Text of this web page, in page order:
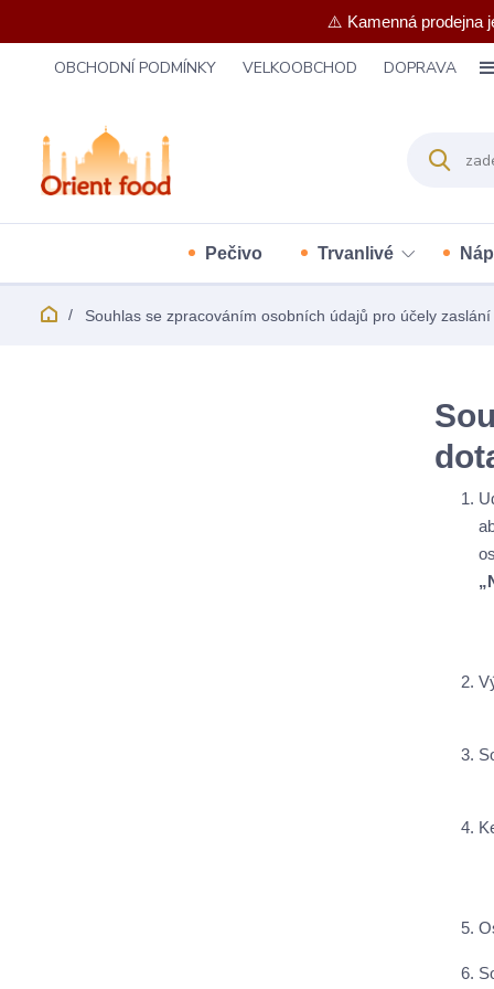
⚠️ Kamenná prodejna
OBCHODNÍ PODMÍNKY VELKOOBCHOD DOPRAVA
Pečivo Trvanlivé
Souhlas se zpracováním osobních údajů pro účely